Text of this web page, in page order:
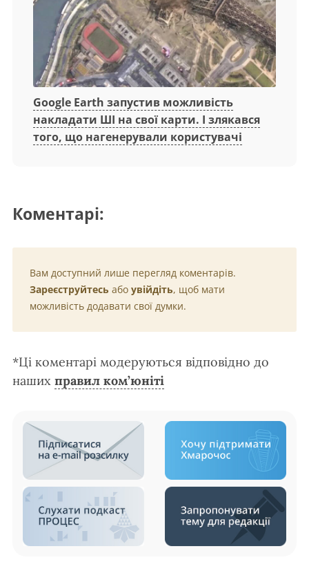
Google Earth запустив можливість
накладати ШІ на свої карти. І злякався
того, що нагенерували користувачі
Коментарі:
Вам доступний лише перегляд коментарів.
Зареєструйтесь або увійдіть, щоб мати
можливість додавати свої думки.
*Ці коментарі модеруються відповідно до
наших правил ком’юніті